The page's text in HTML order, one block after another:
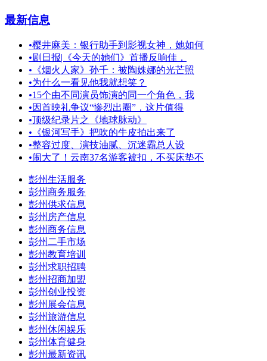
最新信息
•樱井麻美：银行助手到影视女神，她如何
•剧日报|《今天的她们》首播反响佳，
• 《烟火人家》孙千：被陶姝娜的光芒照
•为什么一看见他我就想笑？
•15个由不同演员饰演的同一个角色，我
•因首映礼争议“惨烈出圈”，这片值得
•顶级纪录片之《地球脉动》
• 《银河写手》把吹的牛皮拍出来了
•整容过度、演技油腻、沉迷霸总人设
•闹大了！云南37名游客被扣，不买床垫不
彭州生活服务
彭州商务服务
彭州供求信息
彭州房产信息
彭州商务信息
彭州二手市场
彭州教育培训
彭州求职招聘
彭州招商加盟
彭州创业投资
彭州展会信息
彭州旅游信息
彭州休闲娱乐
彭州体育健身
彭州最新资讯